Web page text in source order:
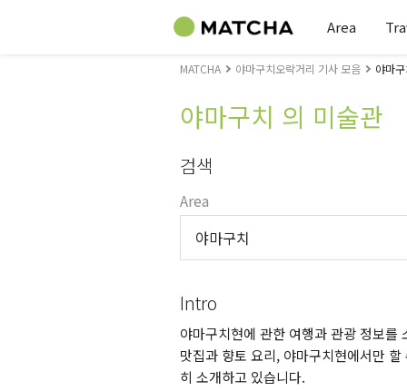
Area
MATCHA 야마구치오락거리 기사 모음 야마
야마구치 의 미술관
검색
Area
야마구치
Intro
야마구치현에 관한 여행과 관광 정보
맛집과 향토 요리, 야마구치현에서만
히 소개하고 있습니다.